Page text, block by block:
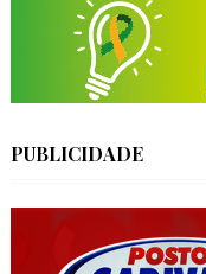
PUBLICIDADE